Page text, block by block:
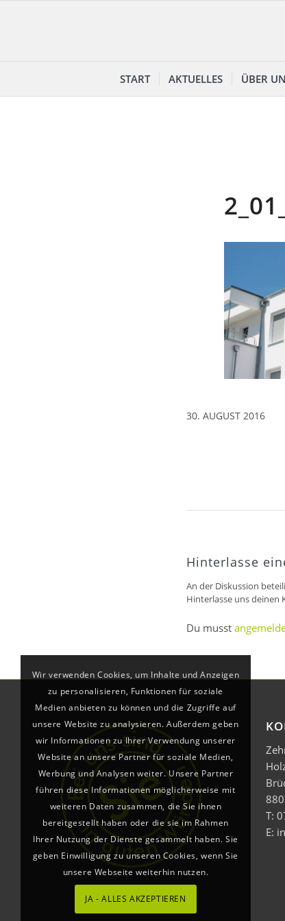
START AKTUELLES ÜBER
30. AUGUST 2016
Hinterlasse
An der Diskussion
Hinterlasse uns deinen
Du musst
T:
E:
Wir verwenden Cookies, um Inhalte und Anzeigen
zu personalisieren, Funktionen für soziale
Medien anbieten zu können und die Zugriffe auf
unsere Website zu analysieren. Außerdem geben
wir Informationen zu Ihrer Verwendung unserer
Website an unsere Partner für soziale Medien,
Werbung und Analysen weiter. Unsere Partner
führen diese Informationen möglicherweise mit
weiteren Daten zusammen, die Sie ihnen
bereitgestellt haben oder die sie im Rahmen
Ihrer Nutzung der Dienste gesammelt haben. Sie
geben Einwilligung zu unseren Cookies, wenn Sie
unsere Webseite weiterhin nutzen.
JA - ALLES AKZEPTIEREN